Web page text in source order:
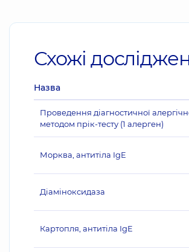
Схожі
Назва
Проведення діагностичної
методом прік-тесту (1 алерген)
Морква, антитіла IgE
Діаміноксидаза
Картопля, антитіла IgE